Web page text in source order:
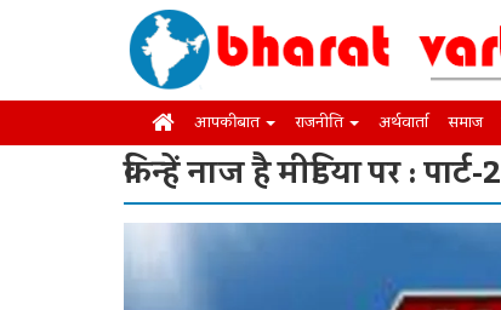
आपकी बात राजनीति अर्थवार्ता समाज
किन्हें नाज है मीडिया पर : पार्ट-2